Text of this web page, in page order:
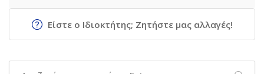
Είστε ο Ιδιοκτήτης; Ζητήστε μας αλλαγές!